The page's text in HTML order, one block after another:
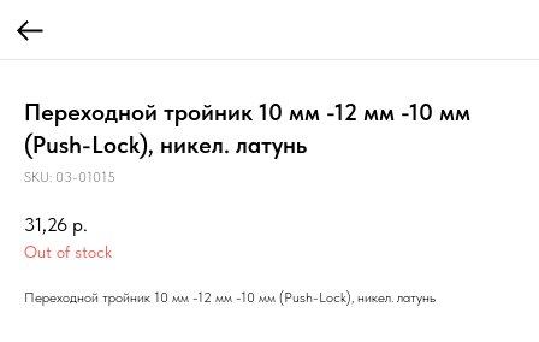
Переходной тройник 10 мм -12 мм -10 мм
(Push-Lock), никел. латунь
SKU: 03-01015
31,26 р.
Out of stock
Переходной тройник 10 мм -12 мм -10 мм (Push-Lock), никел. латунь